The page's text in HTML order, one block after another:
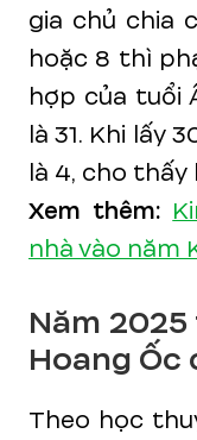
gia chủ chia
hoặc 8 thì
hợp của tuổi
là 31. Khi lấy
là 4, cho thấy
Xem thêm:
nhà vào năm
Năm
Hoang Ốc
Theo học